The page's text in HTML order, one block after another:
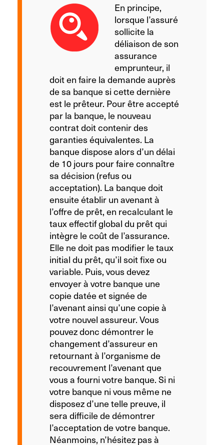
En principe,
lorsque l’assuré
sollicite la
déliaison de son
assurance
emprunteur, il
doit en faire la demande auprès
de sa banque si cette dernière
est le prêteur. Pour être accepté
par la banque, le nouveau
contrat doit contenir des
garanties équivalentes. La
banque dispose alors d’un délai
de 10 jours pour faire connaître
sa décision (refus ou
acceptation). La banque doit
ensuite établir un avenant à
l’offre de prêt, en recalculant le
taux effectif global du prêt qui
intègre le coût de l’assurance.
Elle ne doit pas modifier le taux
initial du prêt, qu’il soit fixe ou
variable. Puis, vous devez
envoyer à votre banque une
copie datée et signée de
l’avenant ainsi qu’une copie à
votre nouvel assureur. Vous
pouvez donc démontrer le
changement d’assureur en
retournant à l’organisme de
recouvrement l’avenant que
vous a fourni votre banque. Si ni
votre banque ni vous même ne
disposez d’une telle preuve, il
sera difficile de démontrer
l’acceptation de votre banque.
Néanmoins, n’hésitez pas à